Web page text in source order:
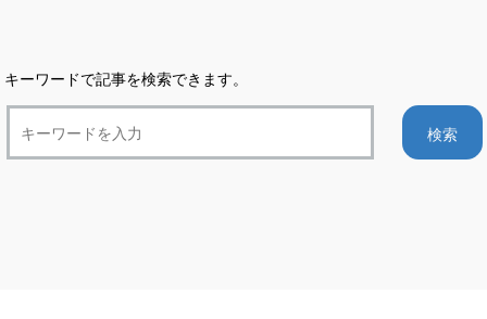
送
り
キーワードで記事を検索できます。